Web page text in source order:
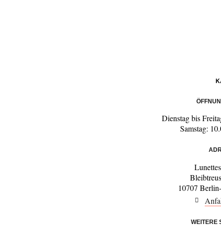
Dienstag bis
Samstag:
10707
WEITERE